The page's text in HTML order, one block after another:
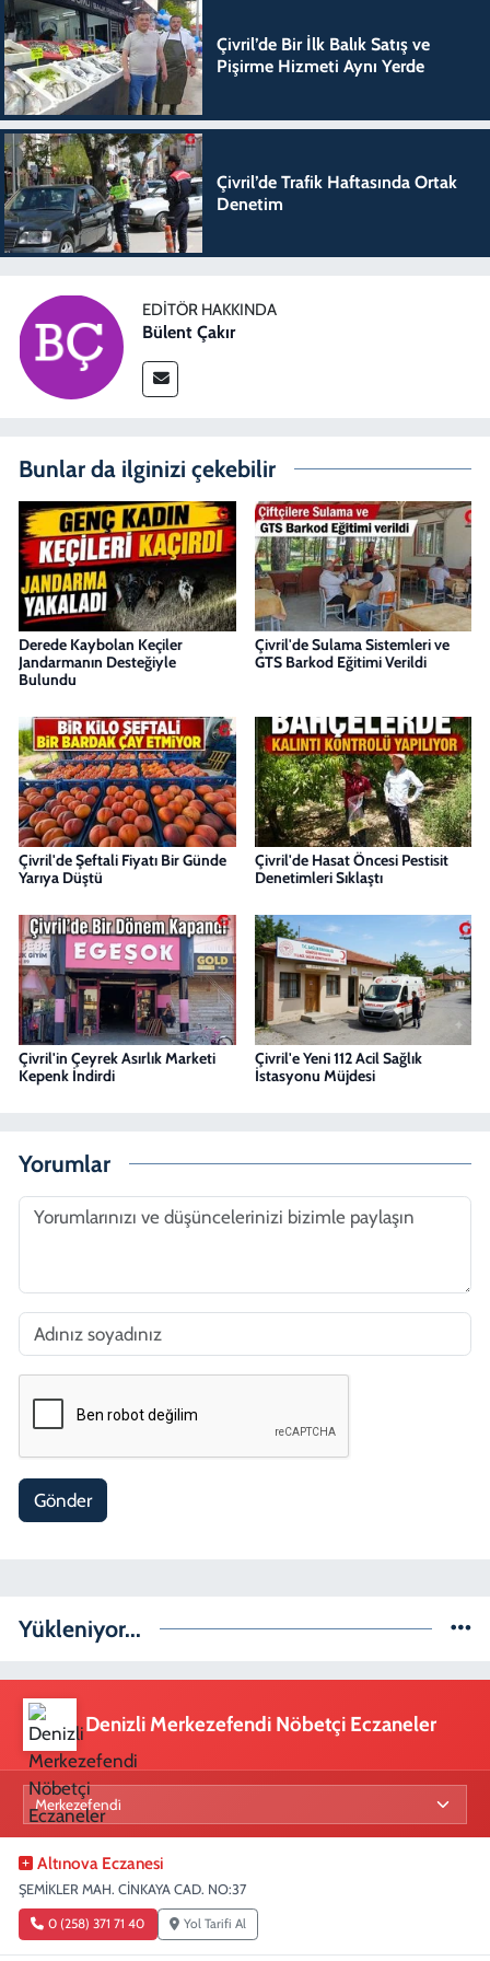
Çivril’de Bir İlk Balık Satış ve
Pişirme Hizmeti Aynı Yerde
Çivril’de Trafik Haftasında Ortak
Denetim
EDITÖR HAKKINDA
Bülent Çakır
Bunlar da ilginizi çekebilir
Derede Kaybolan Keçiler
Jandarmanın Desteğiyle
Bulundu
Çivril'de Sulama Sistemleri ve
GTS Barkod Eğitimi Verildi
Çivril'de Şeftali Fiyatı Bir Günde
Yarıya Düştü
Çivril'de Hasat Öncesi Pestisit
Denetimleri Sıklaştı
Çivril'in Çeyrek Asırlık Marketi
Kepenk İndirdi
Çivril'e Yeni 112 Acil Sağlık
İstasyonu Müjdesi
Yorumlar
Gönder
Yükleniyor...
Denizli Merkezefendi Nöbetçi Eczaneler
Altınova Eczanesi
ŞEMİKLER MAH. CİNKAYA CAD. NO:37
0 (258) 371 71 40 Yol Tarifi Al